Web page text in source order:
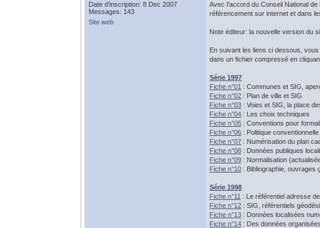
Date d'inscription: 8 Dec 2007
Messages: 143
Site web
Avec l'accord du Conseil National
référencement sur internet et dans
Note éditeur: la nouvelle version du
En suivant les liens ci dessous,
dans un fichier compressé en
Série 1997
Fiche n°01 : Communes et SIG,
Fiche n°02 : Plan de ville et SIG
Fiche n°03 : Voies et SIG, la place
Fiche n°04 : Les choix techniques
Fiche n°05 : Conventions pour
Fiche n°06 : Politique
Fiche n°07 : Numérisation du plan
Fiche n°08 : Données publiques
Fiche n°09 : Normalisation
Fiche n°10 : Bibliographie, ouvrages
Série 1998
Fiche n°11 : Le référentiel adresse
Fiche n°12 : SIG, référentiels
Fiche n°13 : Données localisées
Fiche n°14 : Des données